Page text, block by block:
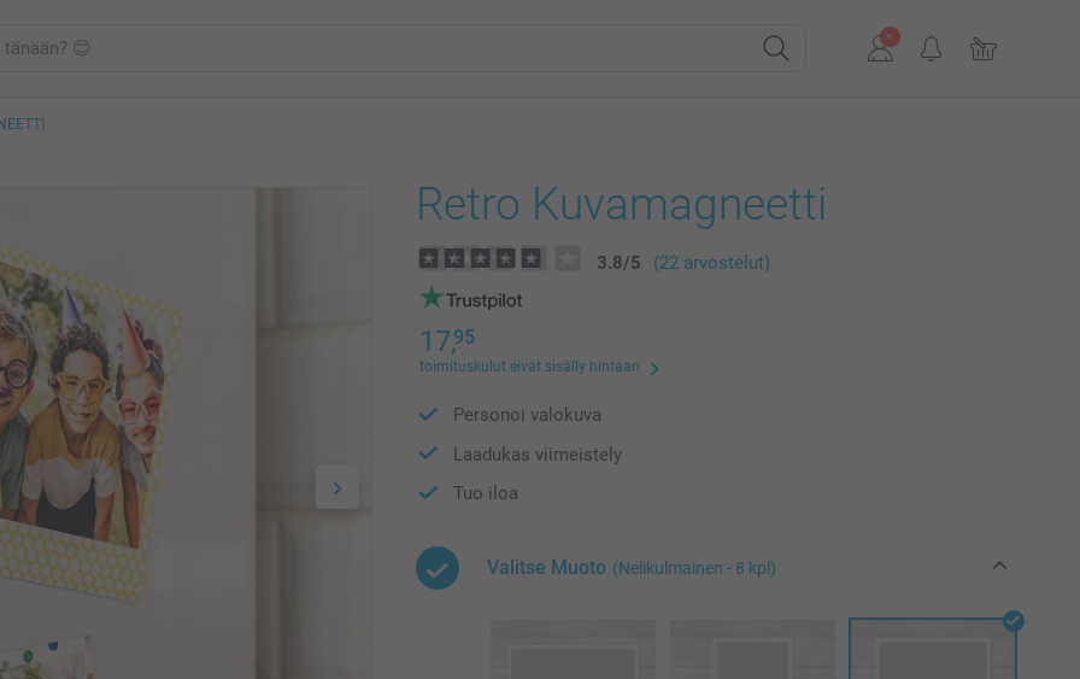
Retro Kuvamagneetti
3.8/5 (22 arvostelut)
17,95
toimituskulut eivät sisälly hintaan
Personoi valokuva
Laadukas viimeistely
Tuo iloa
Valitse Muoto (Nelikulmainen - 8 kpl)